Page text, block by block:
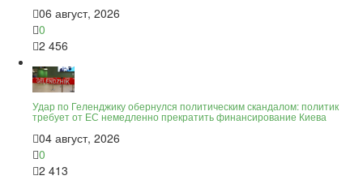
06 август, 2026
0
2 456
Удар по Геленджику обернулся политическим скандалом: политик
требует от ЕС немедленно прекратить финансирование Киева
04 август, 2026
0
2 413